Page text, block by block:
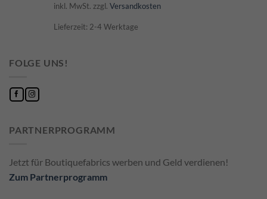
inkl. MwSt. zzgl. Versandkosten
Lieferzeit: 2-4 Werktage
FOLGE UNS!
PARTNERPROGRAMM
Jetzt für Boutiquefabrics werben und Geld verdienen!
Zum Partnerprogramm